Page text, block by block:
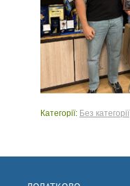
Категорії: Без категорії